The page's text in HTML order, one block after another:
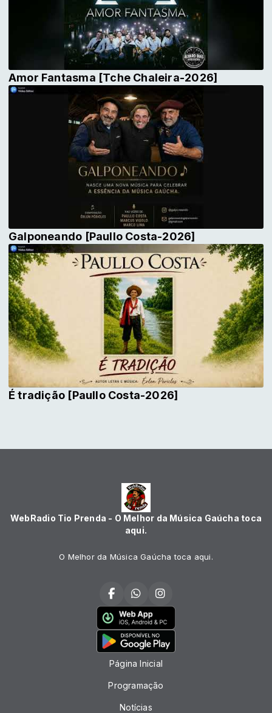
Amor Fantasma [Tche Chaleira-2026]
Galponeando [Paullo Costa-2026]
É tradição [Paullo Costa-2026]
WebRadio Tio Prenda - O Melhor da Música Gaúcha toca
aqui.
O Melhor da Música Gaúcha toca aqui.
Página Inicial
Programação
Notícias